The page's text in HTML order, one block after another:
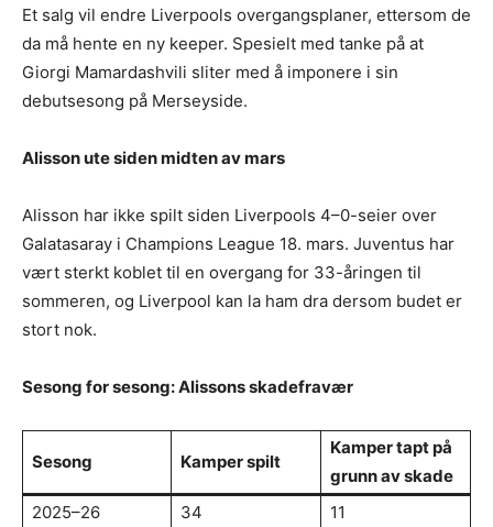
Et salg vil endre Liverpools overgangsplaner, ettersom de
da må hente en ny keeper. Spesielt med tanke på at
Giorgi Mamardashvili sliter med å imponere i sin
debutsesong på Merseyside.
Alisson ute siden midten av mars
Alisson har ikke spilt siden Liverpools 4–0-seier over
Galatasaray i Champions League 18. mars. Juventus har
vært sterkt koblet til en overgang for 33-åringen til
sommeren, og Liverpool kan la ham dra dersom budet er
stort nok.
Sesong for sesong: Alissons skadefravær
Sesong Kamper spilt
Kamper tapt på
grunn av skade
2025–26
34
11